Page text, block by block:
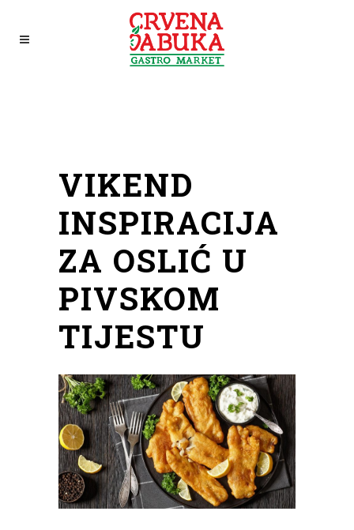
VIKEND
INSPIRACIJA
ZA OSLIĆ U
PIVSKOM
TIJESTU